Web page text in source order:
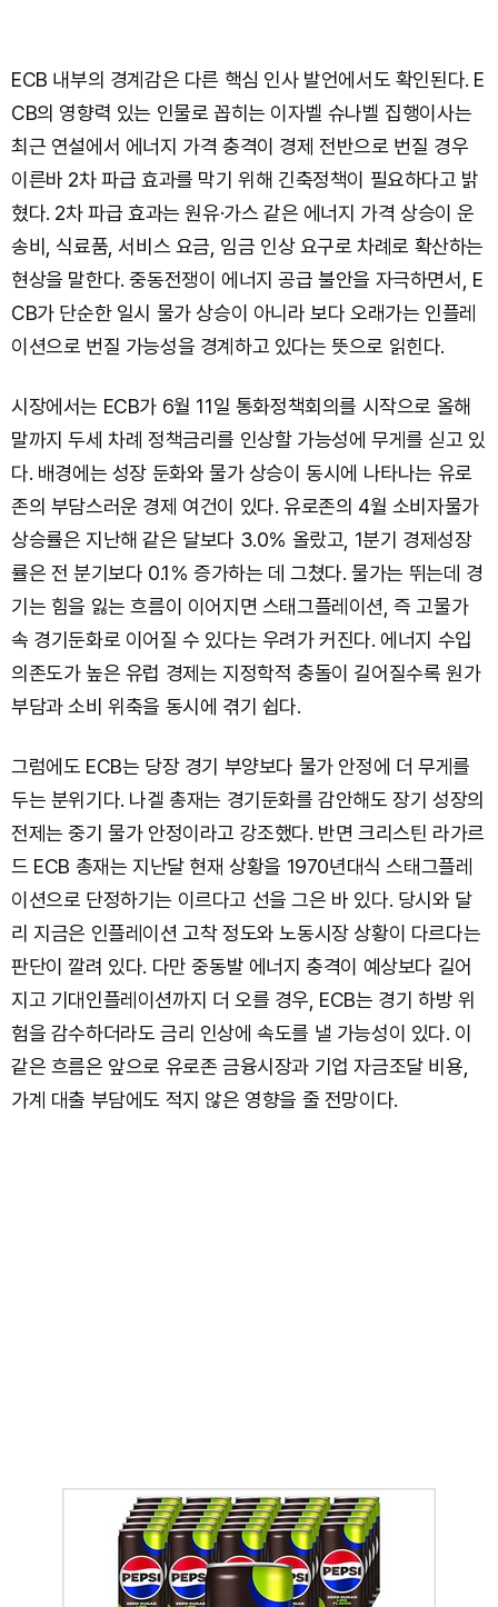
ECB 내부의 경계감은 다른 핵심 인사 발언에서도 확인된다. E
CB의 영향력 있는 인물로 꼽히는 이자벨 슈나벨 집행이사는
최근 연설에서 에너지 가격 충격이 경제 전반으로 번질 경우
이른바 2차 파급 효과를 막기 위해 긴축정책이 필요하다고 밝
혔다. 2차 파급 효과는 원유·가스 같은 에너지 가격 상승이 운
송비, 식료품, 서비스 요금, 임금 인상 요구로 차례로 확산하는
현상을 말한다. 중동전쟁이 에너지 공급 불안을 자극하면서, E
CB가 단순한 일시 물가 상승이 아니라 보다 오래가는 인플레
이션으로 번질 가능성을 경계하고 있다는 뜻으로 읽힌다.
시장에서는 ECB가 6월 11일 통화정책회의를 시작으로 올해
말까지 두세 차례 정책금리를 인상할 가능성에 무게를 싣고 있
다. 배경에는 성장 둔화와 물가 상승이 동시에 나타나는 유로
존의 부담스러운 경제 여건이 있다. 유로존의 4월 소비자물가
상승률은 지난해 같은 달보다 3.0％ 올랐고, 1분기 경제성장
률은 전 분기보다 0.1％ 증가하는 데 그쳤다. 물가는 뛰는데 경
기는 힘을 잃는 흐름이 이어지면 스태그플레이션, 즉 고물가
속 경기둔화로 이어질 수 있다는 우려가 커진다. 에너지 수입
의존도가 높은 유럽 경제는 지정학적 충돌이 길어질수록 원가
부담과 소비 위축을 동시에 겪기 쉽다.
그럼에도 ECB는 당장 경기 부양보다 물가 안정에 더 무게를
두는 분위기다. 나겔 총재는 경기둔화를 감안해도 장기 성장의
전제는 중기 물가 안정이라고 강조했다. 반면 크리스틴 라가르
드 ECB 총재는 지난달 현재 상황을 1970년대식 스태그플레
이션으로 단정하기는 이르다고 선을 그은 바 있다. 당시와 달
리 지금은 인플레이션 고착 정도와 노동시장 상황이 다르다는
판단이 깔려 있다. 다만 중동발 에너지 충격이 예상보다 길어
지고 기대인플레이션까지 더 오를 경우, ECB는 경기 하방 위
험을 감수하더라도 금리 인상에 속도를 낼 가능성이 있다. 이
같은 흐름은 앞으로 유로존 금융시장과 기업 자금조달 비용,
가계 대출 부담에도 적지 않은 영향을 줄 전망이다.